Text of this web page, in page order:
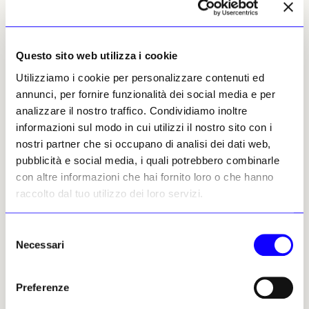
Questo sito web utilizza i cookie
Utilizziamo i cookie per personalizzare contenuti ed
annunci, per fornire funzionalità dei social media e per
analizzare il nostro traffico. Condividiamo inoltre
informazioni sul modo in cui utilizzi il nostro sito con i
nostri partner che si occupano di analisi dei dati web,
pubblicità e social media, i quali potrebbero combinarle
con altre informazioni che hai fornito loro o che hanno
raccolto dal tuo utilizzo dei loro servizi.
delNecessari
Preferenze
migliaia di fili tesi e intrecciati nello spazio,
sono ambienti espressivi e gestuali. Chi vi
tridimensionale, da una materia che è
insieme disegno, rete, respiro.
L’esperienza non è solo visiva ma fisica e
mentale: si è costretti a ridefinire
continuamente la propria posizione nello
spazio, a cercare uno sguardo, un varco, un
punto di equilibrio. È come entrare dentro un
segno che si fa materia, una visualizzazione
performance sospesa nel tempo, un gesto
assenza del corpo dell’artista.